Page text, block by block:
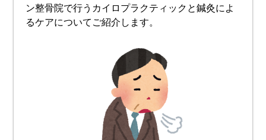
ン整骨院で行うカイロプラクティックと鍼灸によ
るケアについてご紹介します。